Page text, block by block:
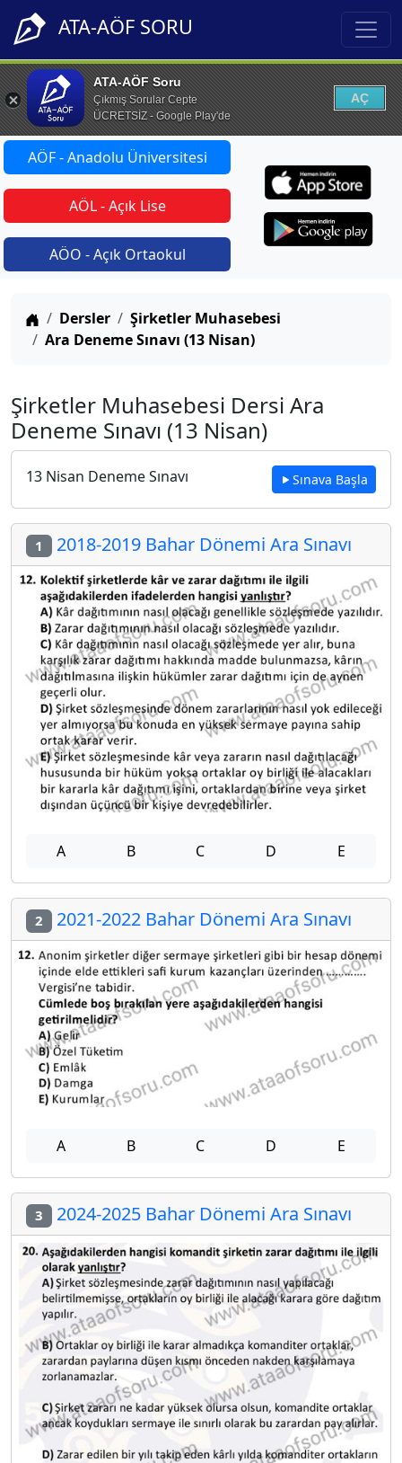
ATA-AÖF SORU
ATA-AÖF Soru
Çıkmış Sorular Cepte
ÜCRETSİZ - Google Play'de
AÇ
AÖF - Anadolu Üniversitesi
AÖL - Açık Lise
AÖO - Açık Ortaokul
Anasayfa
Dersler
Şirketler Muhasebesi
Ara Deneme Sınavı (13 Nisan)
Şirketler Muhasebesi Dersi Ara
Deneme Sınavı (13 Nisan)
13 Nisan Deneme Sınavı Sınava Başla
1 2018-2019 Bahar Dönemi Ara Sınavı
A B C D E
2 2021-2022 Bahar Dönemi Ara Sınavı
A B C D E
3 2024-2025 Bahar Dönemi Ara Sınavı